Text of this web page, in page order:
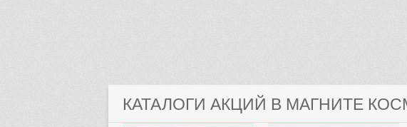
КАТАЛОГИ АКЦИЙ В МАГНИТЕ